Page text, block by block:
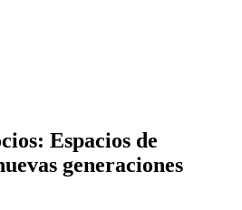
Espacios de
generaciones